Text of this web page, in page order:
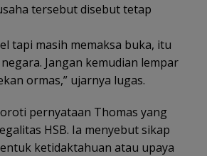
tersebut disebut tetap
tapi masih memaksa buka, itu
Jangan kemudian lempar
ormas,” ujarnya lugas.
pernyataan Thomas yang
HSB. Ia menyebut sikap
ketidaktahuan atau upaya